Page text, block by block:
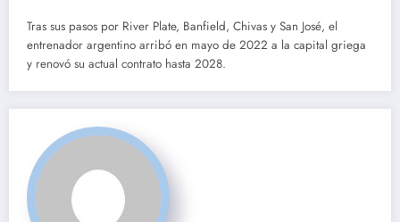
Tras sus pasos por River Plate, Banfield, Chivas y San José, el
entrenador argentino arribó en mayo de 2022 a la capital griega
y renovó su actual contrato hasta 2028.